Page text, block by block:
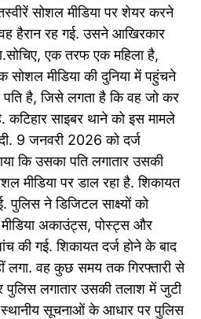
सोशल मीडिया पर शेयर करने
वह हैरान रह गई. उसने आखिरकार
एक तरफ एक महिला है,
सोशल मीडिया की दुनिया में पहुंचने
है, जिसे लगता है कि वह जो कर
कटिहार साइबर थाने को इस मामले
9 जनवरी 2026 को दर्ज
कि उसका पति लगातार उसकी
मीडिया पर डाल रहा है. शिकायत
ने डिजिटल साक्ष्यों को
अकाउंट्स, पोस्ट्स और
की गई. शिकायत दर्ज होने के बाद
लगा. वह कुछ समय तक गिरफ्तारी से
पुलिस लगातार उसकी तलाश में जुटी
स्थानीय सूचनाओं के आधार पर पुलिस